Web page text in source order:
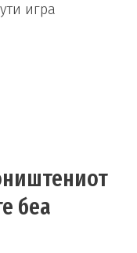
игра
беа